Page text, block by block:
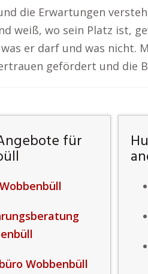
die Erwartungen
weiß, wo sein Platz ist,
er darf und was nicht.
gefördert und die
für
Wobbenbüll